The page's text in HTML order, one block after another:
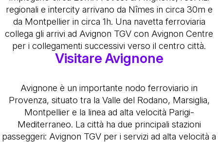
regionali e intercity arrivano da Nîmes in circa 30m e
da Montpellier in circa 1h. Una navetta ferroviaria
collega gli arrivi ad Avignon TGV con Avignon Centre
per i collegamenti successivi verso il centro città.
Visitare Avignone
Avignone è un importante nodo ferroviario in
Provenza, situato tra la Valle del Rodano, Marsiglia,
Montpellier e la linea ad alta velocità Parigi-
Mediterraneo. La città ha due principali stazioni
passeggeri: Avignon TGV per i servizi ad alta velocità a